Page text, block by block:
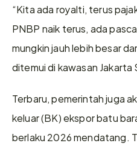
“Kita ada royalti, terus
PNBP naik terus, ada
mungkin jauh lebih besar
ditemui di kawasan Jakarta
Terbaru, pemerintah juga
keluar (BK) ekspor batu
berlaku 2026 mendatang.